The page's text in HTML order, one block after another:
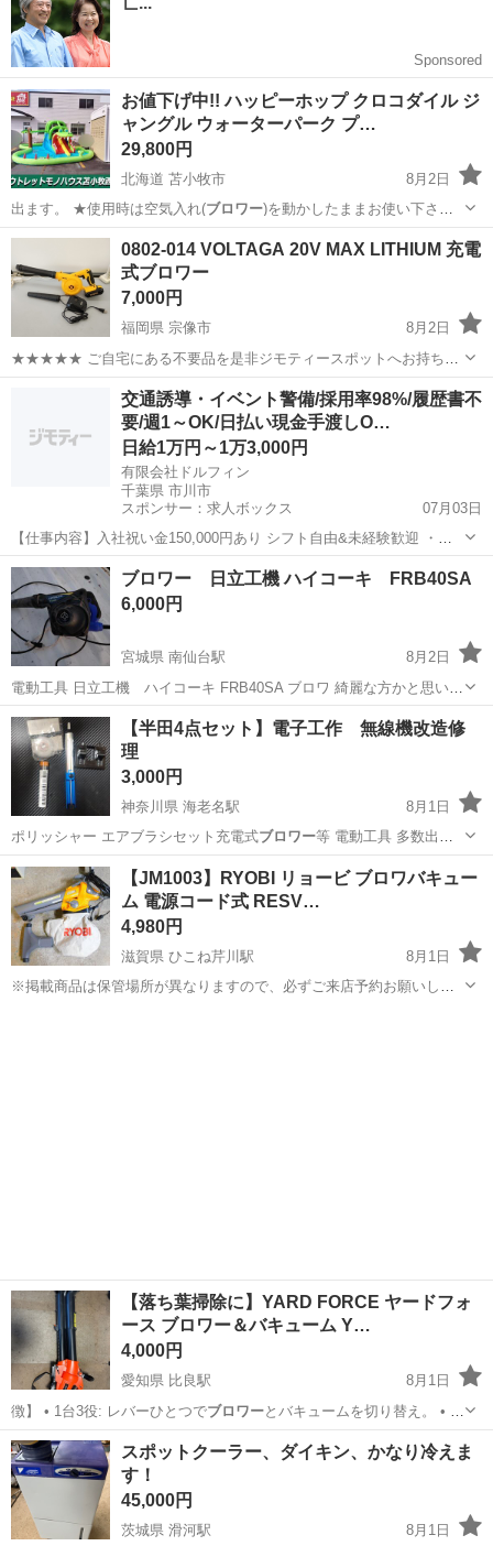
300円～の格安食堂あり！《佐...
お値下げ中!! ハッピーホップ クロコダイル ジ
ャングル ウォーターパーク プ…
29,800円
北海道 苫小牧市
8月2日
出ます。 ★使用時は空気入れ(ブロワー)を動かしたままお使い下さ
い。 …
北海道 苫小牧市 おもちゃ プール
0802-014 VOLTAGA 20V MAX LITHIUM 充電
式ブロワー
7,000円
福岡県 宗像市
8月2日
★★★★★ ご自宅にある不要品を是非ジモティースポットへお持ち込
みしませんか？ 家電、趣味・スポーツ・レジャー用品、こども用品、
衣料服飾品、生活雑貨、家具、本、CD・DVDなどが無料でまとめて持
ち込めます！ ※詳細はこ...
その他 ブロワー
交通誘導・イベント警備/採用率98%/履歴書不
要/週1～OK/日払い現金手渡しO…
日給1万円～1万3,000円
有限会社ドルフィン
千葉県 市川市
スポンサー：求人ボックス
07月03日
【仕事内容】入社祝い金150,000円あり シフト自由&未経験歓迎
・直
行直帰OK ・一部車・自転車・バイク通勤OK ・週1～OK ・日払い・
週払いOK、現金手渡しも可能です! <仕事内容> 建築・土木工事現場
で...
アルバイト・パート
ブロワー 日立工機 ハイコーキ FRB40SA
6,000円
宮城県 南仙台駅
8月2日
電動工具 日立工機 ハイコーキ FRB40SA ブロワ 綺麗な方かと思いま
す。宜しくお願い致します。
宮城 名取市 南仙台駅 その他 ブロワー
【半田4点セット】電子工作 無線機改造修
理
3,000円
神奈川県 海老名駅
8月1日
ポリッシャー エアブラシセット充電式ブロワー等 電動工具 多数出品
中です。 定…
神奈川 海老名市 海老名駅 電子工作
【JM1003】RYOBI リョービ ブロワバキュー
ム 電源コード式 RESV…
4,980円
滋賀県 ひこね芹川駅
8月1日
※掲載商品は保管場所が異なりますので、必ずご来店予約お願いしま
【落ち葉掃除に】YARD FORCE ヤードフォ
ース ブロワー＆バキューム Y…
4,000円
愛知県 比良駅
8月1日
徴】 • 1台3役: レバーひとつでブロワーとバキュームを切り替え。 • 粉
砕機…
愛知 北名古屋市 比良駅 生活家電 ブロワー
スポットクーラー、ダイキン、かなり冷えま
す！
45,000円
茨城県 滑河駅
8月1日